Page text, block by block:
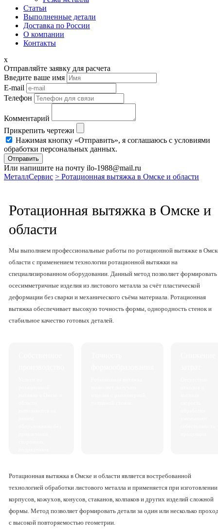
Статьи
Выполненные детали
Доставка по России
О компании
Контакты
x
Отправляйте заявку для расчета
Введите ваше имя
E-mail
Телефон
Комментарий
Прикрепить чертежи
Нажимая кнопку «Отправить», я соглашаюсь с условиями
обработки персональных данных.
Отправить
Или напишите на почту ilo-1988@mail.ru
МеталлСервис > Ротационная вытяжка в Омске и области
Ротационная вытяжка в Омске и
области
Мы выполняем профессиональные работы по ротационной вытяжке в
области с применением технологии ротационной вытяжки на
специализированном оборудовании. Данный метод позволяет формировать
осесимметричные изделия из листового металла за счёт пластической
деформации без сварки и механического съёма материала. Ротационная
вытяжка обеспечивает высокую точность формы, однородность стенок и
стабильное качество готовых деталей.
Ротационная вытяжка в Омске и области является востребованной
технологией обработки листового металла и применяется при изготовлении
корпусов, кожухов, конусов, стаканов, колпаков и других изделий сложной
формы. Метод позволяет формировать детали за один или несколько
с высокой повторяемостью геометрии.